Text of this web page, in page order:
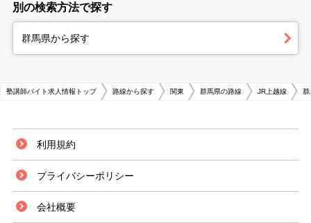
別の検索方法で探す
群馬県から探す
塾講師バイト求人情報トップ 路線から探す 関東 群馬県の路線 JR上越線 群
利用規約
プライバシーポリシー
会社概要